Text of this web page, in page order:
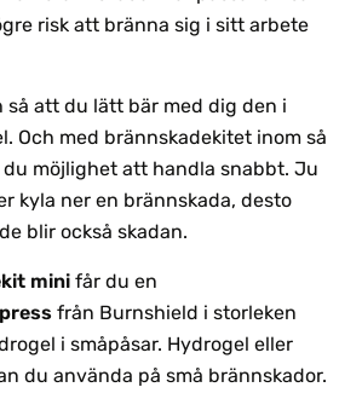
risk att bränna sig i sitt arbete
så att du lätt bär med dig den i
Och med brännskadekitet inom så
du möjlighet att handla snabbt. Ju
kyla ner en brännskada, desto
blir också skadan.
mini får du en
från Burnshield i storleken
i småpåsar. Hydrogel eller
du använda på små brännskador.